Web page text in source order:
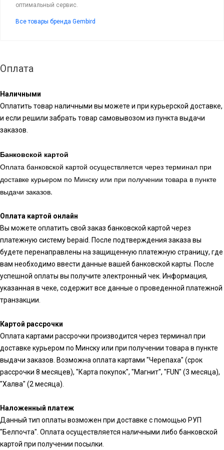
оптимальный сервис.
Все товары бренда Gembird
Оплата
Наличными
Оплатить товар наличными вы можете и при курьерской доставке,
и если решили забрать товар самовывозом из пункта выдачи
заказов.
Банковской картой
Оплата банковской картой осуществляется через терминал при
доставке курьером по Минску или при получении товара в пункте
выдачи заказов.
Оплата картой онлайн
Вы можете оплатить свой заказ банковской картой через
платежную систему bepaid. После подтверждения заказа вы
будете перенаправлены на защищенную платежную страницу, где
вам необходимо ввести данные вашей банковской карты. После
успешной оплаты вы получите электронный чек. Информация,
указанная в чеке, содержит все данные о проведенной платежной
транзакции.
Картой рассрочки
Оплата картами рассрочки производится через терминал при
доставке курьером по Минску или при получении товара в пункте
выдачи заказов. Возможна оплата картами "Черепаха" (срок
рассрочки 8 месяцев), "Карта покупок", "Магнит", "FUN" (3 месяца),
"Халва" (2 месяца).
Наложенный платеж
Данный тип оплаты возможен при доставке с помощью РУП
"Белпочта". Оплата осуществляется наличными либо банковской
картой при получении посылки.